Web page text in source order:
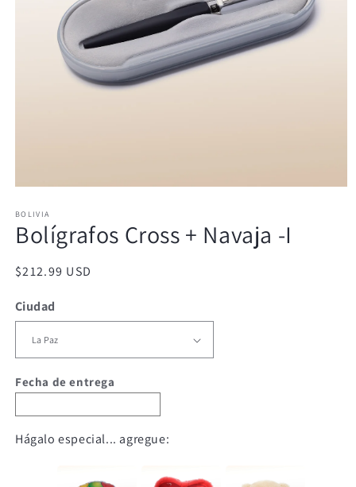
multimedia
1
en
ventana
modal
BOLIVIA
Bolígrafos Cross + Navaja -I
Precio
$212.99 USD
Ciudad
Fecha de entrega
Hágalo especial... agregue: